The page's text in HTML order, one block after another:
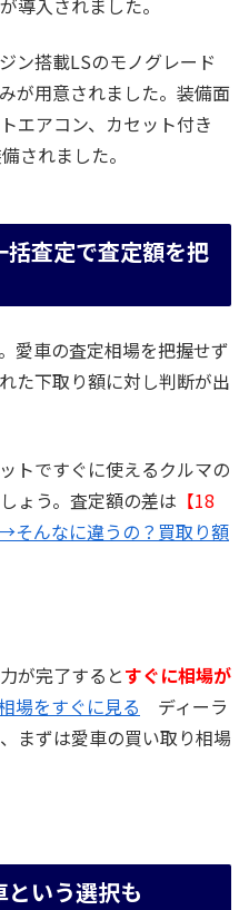
ン搭載LSのモノグレード
が用意されました。装備面
エアコン、カセット付き
されました。
査定で査定額を把
愛車の査定相場を把握せず
た下取り額に対し判断が出
トですぐに使えるクルマの
ょう。査定額の差は 【18
そんなに違うの？買取り額
が完了するとすぐに相場が
場をすぐに見る ディーラ
まずは愛車の買い取り相場
いう選択も